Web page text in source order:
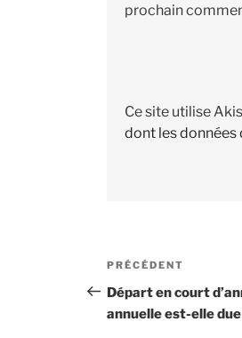
prochain
Ce site utilise
dont les
Navigation
de
l’article
Article
précédent
PRÉCÉDENT
Départ en court
annuelle est-elle due